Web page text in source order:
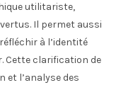
utilitariste,
Il permet aussi
à l’identité
Cette clarification de
et l’analyse des